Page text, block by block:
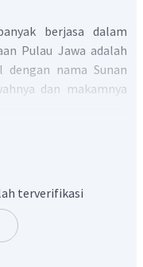
berjasa dalam
Pulau Jawa adalah
nama Sunan
dan makamnya
Umar Said, dalam
menggunakan cara
nelayan dan
satunya wali yang
dan wayang sebagai
terverifikasi